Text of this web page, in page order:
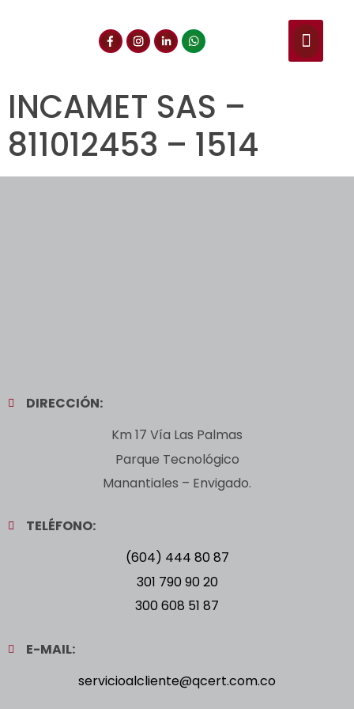
INCAMET SAS –
811012453 – 1514
DIRECCIÓN:
Km 17 Vía Las Palmas
Parque Tecnológico
Manantiales – Envigado.
TELÉFONO:
(604) 444 80 87
301 790 90 20
300 608 51 87
E-MAIL:
servicioalcliente@qcert.com.co